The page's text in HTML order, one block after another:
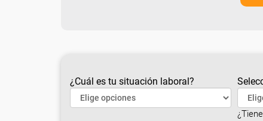
¿Cuál es tu situación laboral?